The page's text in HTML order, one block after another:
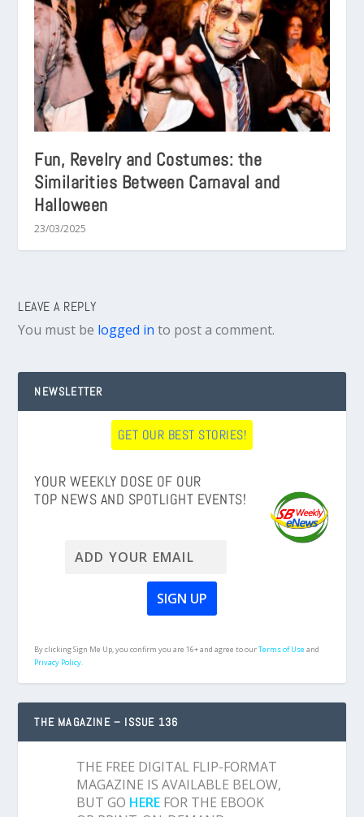
Fun, Revelry and Costumes: the
Similarities Between Carnaval and
Halloween
23/03/2025
LEAVE A REPLY
You must be logged in to post a comment.
NEWSLETTER
GET OUR BEST STORIES!
YOUR WEEKLY DOSE OF OUR
TOP NEWS AND SPOTLIGHT EVENTS!
By clicking Sign Me Up, you confirm you are 16+ and agree to ourTerms of Useand
Privacy Policy.
THE MAGAZINE – ISSUE 136
THE FREE DIGITAL FLIP-FORMAT
MAGAZINE IS AVAILABLE BELOW,
BUT GO HERE FOR THE EBOOK